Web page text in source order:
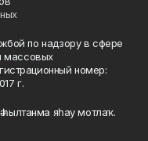
по надзору в сфере
массовых
номер:
г.
һылтанма яһау мотлаҡ.